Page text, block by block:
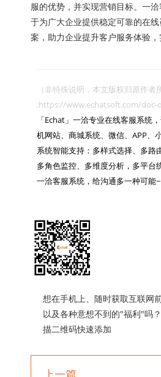
服的优势，并实现营销目标。一
于为广大企业提供稳定可靠的在
案，助力企业提升客户服务体验，
（非特殊说明，本文版权归原作者
:https://www.echatsoft.com/doc-
「Echat」一洽专业在线客服系统
机网站、商城系统、微信、APP、
系统智能支持：多样式选择、多路
多角色监控、多维度分析，多平台
一洽客服系统，给沟通多一种可能
想在手机上、随时获取互联网
以及各种意想不到的"福利"吗
描二维码快速添加
上一篇